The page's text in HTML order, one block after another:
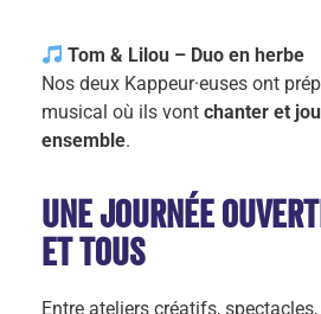
Tom & Lilou – Duo en herbe
Nos deux Kappeur·euses ont
musical où ils vont chanter et
ensemble.
Une journée
et tous
Entre ateliers créatifs,